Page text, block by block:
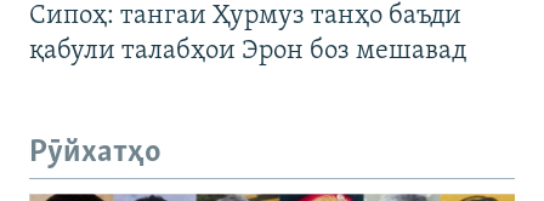
Сипоҳ: тангаи Ҳурмуз танҳо баъди
қабули талабҳои Эрон боз мешавад
Рӯйхатҳо